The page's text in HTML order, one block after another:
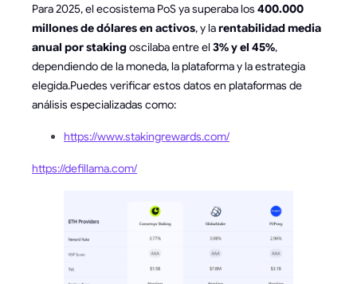
Para 2025, el ecosistema PoS ya superaba los 400.000
millones de dólares en activos, y larentabilidad media
anual por stakingoscilaba entre el 3% y el 45%,
dependiendo de la moneda, la plataforma y la estrategia
elegida.Puedes verificar estos datos en plataformas de
análisis especializadas como:
https://www.stakingrewards.com/
https://defillama.com/